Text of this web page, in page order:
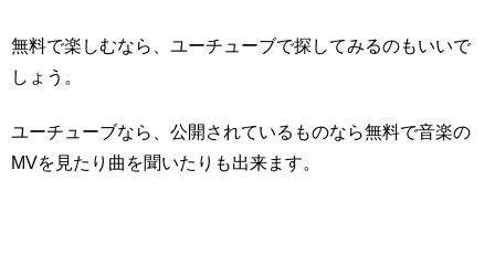
無料で楽しむなら、ユーチューブで探してみるのもいいで
しょう。
ユーチューブなら、公開されているものなら無料で音楽の
MVを見たり曲を聞いたりも出来ます。